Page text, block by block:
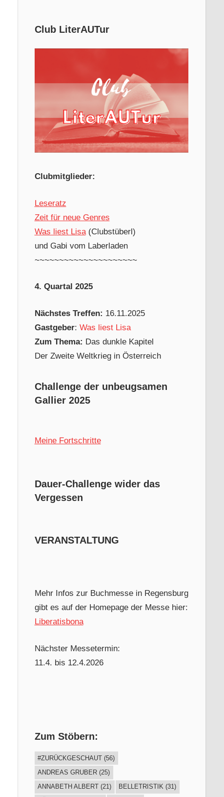
Club LiterAUTur
Clubmitglieder:
Leseratz
Zeit für neue Genres
Was liest Lisa(Clubstüberl)
und Gabi vom Laberladen
~~~~~~~~~~~~~~~~~~~~~
4. Quartal 2025
Nächstes Treffen: 16.11.2025
Gastgeber: Was liest Lisa
Zum Thema: Das dunkle Kapitel
Der Zweite Weltkrieg in Österreich
Challenge der unbeugsamen
Gallier 2025
Meine Fortschritte
Dauer-Challenge wider das
Vergessen
VERANSTALTUNG
Mehr Infos zur Buchmesse in Regensburg
gibt es auf der Homepage der Messe hier:
Liberatisbona
Nächster Messetermin:
11.4. bis 12.4.2026
Zum Stöbern:
#ZURÜCKGESCHAUT (56)
ANDREAS GRUBER (25)
ANNABETH ALBERT (21) BELLETRISTIK (31)